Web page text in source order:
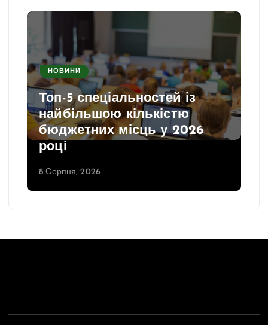
НОВИНИ
Топ-5 спеціальностей із
найбільшою кількістю
бюджетних місць у 2026
році
8 Серпня, 2026